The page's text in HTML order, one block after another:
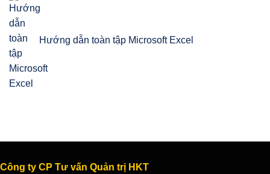
Hướng dẫn toàn tập Microsoft Excel
Công ty CP Tư vấn Quản trị HKT